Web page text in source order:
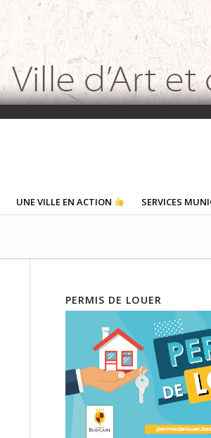
UNE VILLE EN ACTION SERVICES
PERMIS DE LOUER